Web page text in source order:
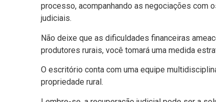
processo, acompanhando as negociações com
judiciais.
Não deixe que as dificuldades financeiras
produtores rurais, você tomará uma medida
O escritório conta com uma equipe
propriedade rural.